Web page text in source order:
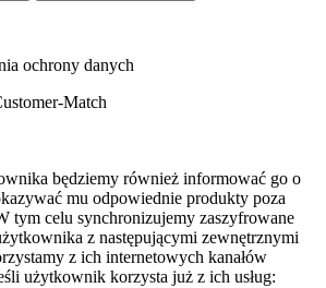
ochrony danych
Match
będziemy również informować go o
mu odpowiednie produkty poza
tym celu synchronizujemy zaszyfrowane
z następującymi zewnętrznymi
z ich internetowych kanałów
użytkownik korzysta już z ich usług: